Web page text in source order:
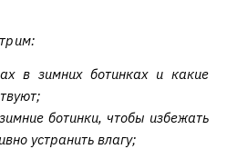
в зимних ботинках и какие
ботинки, чтобы избежать
устранить влагу;